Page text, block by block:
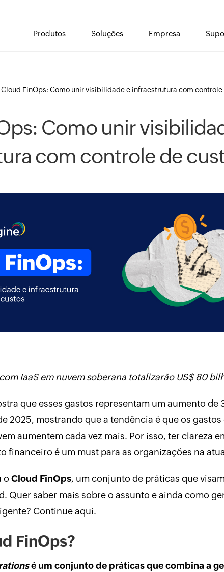
Produtos Soluções Empresa
Cloud FinOps: Como unir visibilidade e infraestrutura com controle
Como unir
com controle de
IaaS em nuvem soberana totalizarão US$ 80
que esses gastos representam um aumento de
2025, mostrando que a tendência é que os gastos
aumentem cada vez mais. Por isso, ter clareza
financeiro é um must para as organizações na
o Cloud FinOps, um conjunto de práticas que
Quer saber mais sobre o assunto e ainda como
Continue aqui.
FinOps?
é um conjunto de práticas que combina a